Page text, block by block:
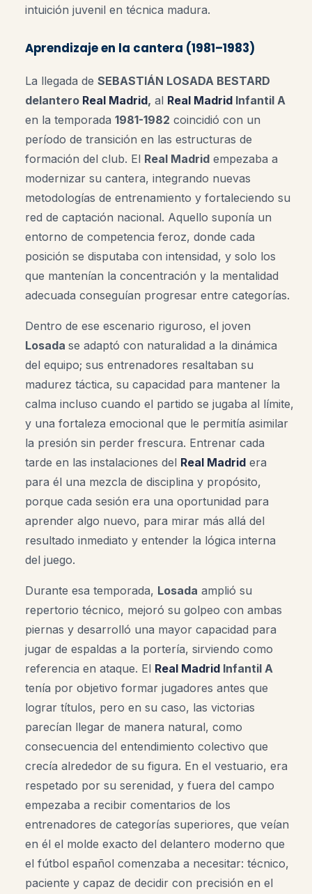
intuición juvenil en técnica madura.
Aprendizaje en la cantera (1981–1983)
La llegada de SEBASTIÁN LOSADA BESTARD
delantero Real Madrid, al Real Madrid Infantil A
en la temporada 1981-1982 coincidió con un
período de transición en las estructuras de
formación del club. El Real Madrid empezaba a
modernizar su cantera, integrando nuevas
metodologías de entrenamiento y fortaleciendo su
red de captación nacional. Aquello suponía un
entorno de competencia feroz, donde cada
posición se disputaba con intensidad, y solo los
que mantenían la concentración y la mentalidad
adecuada conseguían progresar entre categorías.
Dentro de ese escenario riguroso, el joven
Losada se adaptó con naturalidad a la dinámica
del equipo; sus entrenadores resaltaban su
madurez táctica, su capacidad para mantener la
calma incluso cuando el partido se jugaba al límite,
y una fortaleza emocional que le permitía asimilar
la presión sin perder frescura. Entrenar cada
tarde en las instalaciones del Real Madrid era
para él una mezcla de disciplina y propósito,
porque cada sesión era una oportunidad para
aprender algo nuevo, para mirar más allá del
resultado inmediato y entender la lógica interna
del juego.
Durante esa temporada, Losada amplió su
repertorio técnico, mejoró su golpeo con ambas
piernas y desarrolló una mayor capacidad para
jugar de espaldas a la portería, sirviendo como
referencia en ataque. El Real Madrid Infantil A
tenía por objetivo formar jugadores antes que
lograr títulos, pero en su caso, las victorias
parecían llegar de manera natural, como
consecuencia del entendimiento colectivo que
crecía alrededor de su figura. En el vestuario, era
respetado por su serenidad, y fuera del campo
empezaba a recibir comentarios de los
entrenadores de categorías superiores, que veían
en él el molde exacto del delantero moderno que
el fútbol español comenzaba a necesitar: técnico,
paciente y capaz de decidir con precisión en el